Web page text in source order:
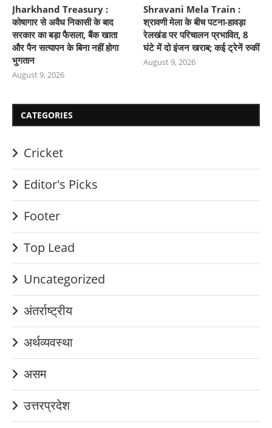
Jharkhand Treasury :
कोषागार से अवैध निकासी के बाद
सरकार का बड़ा फैसला, बैंक खाता
और पैन सत्यापन के बिना नहीं होगा
भुगतान
August 9, 2026
Shravani Mela Train :
श्रावणी मेला के बीच पटना-हावड़ा
रेलखंड पर परिचालन प्रभावित, 8
घंटे में दो इंजन खराब; कई ट्रेनें रुकीं
August 9, 2026
CATEGORIES
Cricket
Editor's Picks
Footer
Top Lead
Uncategorized
अंतर्राष्ट्रीय
अर्थव्यवस्था
असम
उत्तरप्रदेश